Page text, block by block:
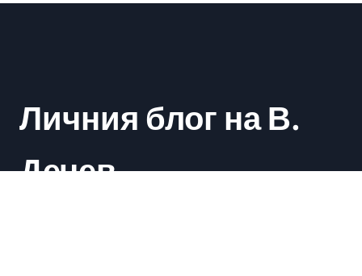
Личния блог на В.
Дечев